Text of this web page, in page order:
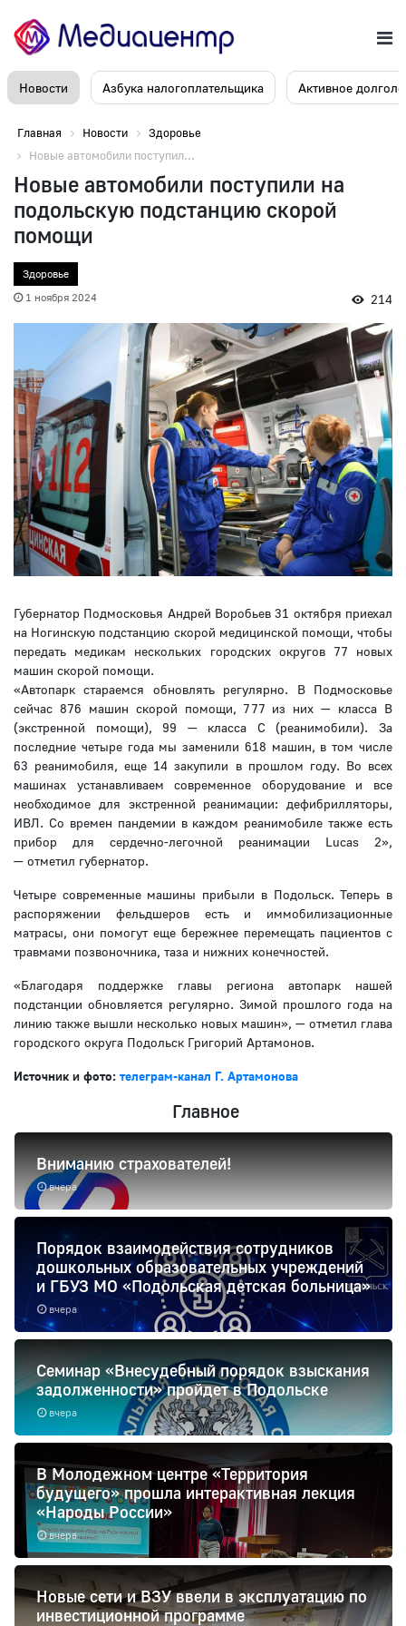
Новости Азбука налогоплательщика Активное
Главная Новости
Здоровье
Новые автомобили поступил...
Новые автомобили поступили на
подольскую подстанцию скорой
помощи
Здоровье
1 ноября 2024
214
Губернатор Подмосковья Андрей Воробьев 31 октября приехал
на Ногинскую подстанцию скорой медицинской помощи, чтобы
передать медикам нескольких городских округов 77 новых
машин скорой помощи.
«Автопарк стараемся обновлять регулярно. В Подмосковье
сейчас 876 машин скорой помощи, 777 из них — класса В
(экстренной помощи), 99 — класса С (реанимобили). За
последние четыре года мы заменили 618 машин, в том числе
63 реанимобиля, еще 14 закупили в прошлом году. Во всех
машинах устанавливаем современное оборудование и все
необходимое для экстренной реанимации: дефибрилляторы,
ИВЛ. Со времен пандемии в каждом реанимобиле также есть
прибор для сердечно-легочной реанимации Lucas 2»,
— отметил губернатор.
Четыре современные машины прибыли в Подольск. Теперь в
распоряжении фельдшеров есть и иммобилизационные
матрасы, они помогут еще бережнее перемещать пациентов с
травмами позвоночника, таза и нижних конечностей.
«Благодаря поддержке главы региона автопарк нашей
подстанции обновляется регулярно. Зимой прошлого года на
линию также вышли несколько новых машин», — отметил глава
городского округа Подольск Григорий Артамонов.
Источник и фото: телеграм-канал Г. Артамонова
Главное
вчера
Вниманию страхователей!
вчера
Порядок взаимодействия сотрудников
дошкольных образовательных учреждений
и ГБУЗ МО «Подольская детская больница»
вчера
Семинар «Внесудебный порядок взыскания
задолженности» пройдет в Подольске
вчера
В Молодежном центре «Территория
будущего» прошла интерактивная лекция
«Народы России»
Новые сети и ВЗУ ввели в эксплуатацию по
инвестиционной программе